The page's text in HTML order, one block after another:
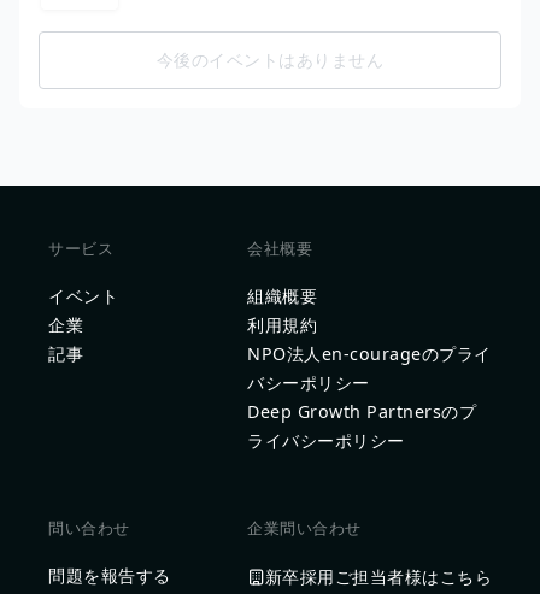
今後のイベントはありません
サービス
イベント
企業
記事
会社概要
組織概要
利用規約
NPO法人en-courageのプライ
バシーポリシー
Deep Growth Partnersのプ
ライバシーポリシー
問い合わせ
問題を報告する
企業問い合わせ
新卒採用ご担当者様はこちら